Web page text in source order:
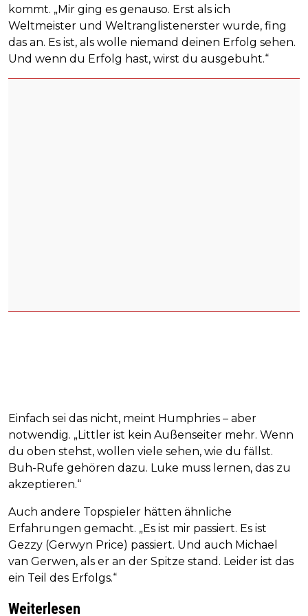
kommt. „Mir ging es genauso. Erst als ich
Weltmeister und Weltranglistenerster wurde, fing
das an. Es ist, als wolle niemand deinen Erfolg sehen.
Und wenn du Erfolg hast, wirst du ausgebuht.“
Einfach sei das nicht, meint Humphries – aber
notwendig. „Littler ist kein Außenseiter mehr. Wenn
du oben stehst, wollen viele sehen, wie du fällst.
Buh-Rufe gehören dazu. Luke muss lernen, das zu
akzeptieren.“
Auch andere Topspieler hätten ähnliche
Erfahrungen gemacht. „Es ist mir passiert. Es ist
Gezzy (Gerwyn Price) passiert. Und auch Michael
van Gerwen, als er an der Spitze stand. Leider ist das
ein Teil des Erfolgs.“
Weiterlesen